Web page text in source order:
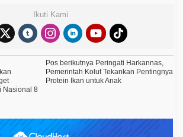
Ikuti Kami
Nasional 8
Pos berikutnyaPeringati Harkannas,
Pemerintah Kolut Tekankan Pentingnya
Protein Ikan untuk Anak